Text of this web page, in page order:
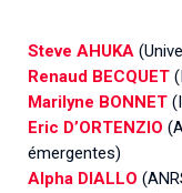
Steve AHUKA
Renaud BECQUET
Marilyne BONNET
Eric D’ORTENZIO
émergentes)
Alpha DIALLO